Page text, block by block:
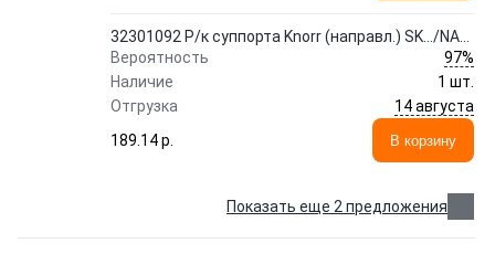
32301092 Р/к суппорта Knorr (направл.) SK.../NA...
Вероятность
97%
Наличие
1 шт.
Отгрузка
14 августа
189.14 p.
В корзину
Показать еще 2 предложения